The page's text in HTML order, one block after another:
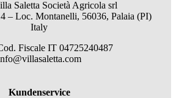
Saletta Società Agricola srl
– Loc. Montanelli, 56036, Palaia (PI)
Italy
Fiscale IT 04725240487
Kundenservice